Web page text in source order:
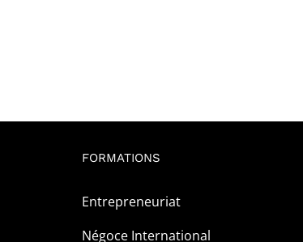
FORMATIONS
Entrepreneuriat
Négoce International